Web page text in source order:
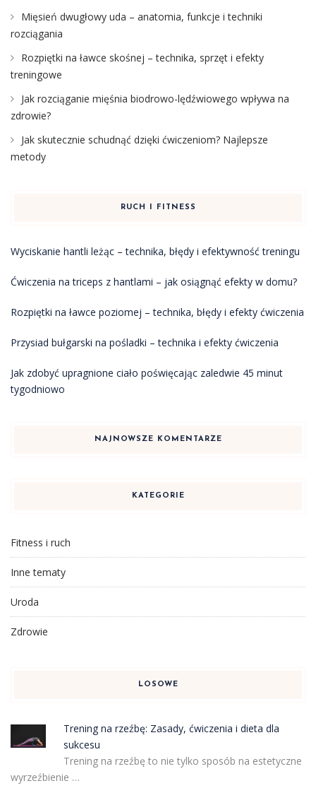
Mięsień dwugłowy uda – anatomia, funkcje i techniki
rozciągania
Rozpiętki na ławce skośnej – technika, sprzęt i efekty
treningowe
Jak rozciąganie mięśnia biodrowo-lędźwiowego wpływa na
zdrowie?
Jak skutecznie schudnąć dzięki ćwiczeniom? Najlepsze
metody
RUCH I FITNESS
Wyciskanie hantli leżąc – technika, błędy i efektywność treningu
Ćwiczenia na triceps z hantlami – jak osiągnąć efekty w domu?
Rozpiętki na ławce poziomej – technika, błędy i efekty ćwiczenia
Przysiad bułgarski na pośladki – technika i efekty ćwiczenia
Jak zdobyć upragnione ciało poświęcając zaledwie 45 minut
tygodniowo
NAJNOWSZE KOMENTARZE
KATEGORIE
Fitness i ruch
Inne tematy
Uroda
Zdrowie
LOSOWE
Trening na rzeźbę: Zasady, ćwiczenia i dieta dla
sukcesu
Trening na rzeźbę to nie tylko sposób na estetyczne
wyrzeźbienie …